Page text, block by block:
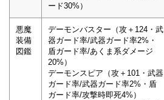
ード30%）
悪魔
装備
図鑑
デーモンバスター（攻＋124・武
器ガード率/武器ガード率2%・
盾ガード率/あくま系ダメージ
20%）
デーモンスピア（攻＋101・武器
ガード率/武器ガード率2%・盾
ガード率/攻撃時即死4%）